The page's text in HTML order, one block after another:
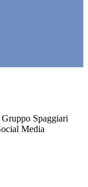
Spaggiari
Media